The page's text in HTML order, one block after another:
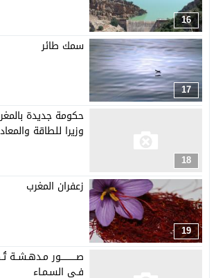
16
17
سمك طائر
18
حكومة جديدة
وزيرا للطاقة
19
زعفران المغرب
صـــــــــــور
فـي السـمـاء